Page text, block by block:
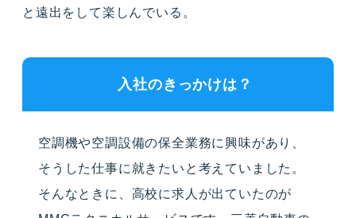
と遠出をして楽しんでいる。
入社のきっかけは？
空調機や空調設備の保全業務に興味があり、
そうした仕事に就きたいと考えていました。
そんなときに、高校に求人が出ていたのが